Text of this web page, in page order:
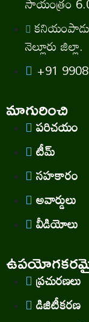
నెల్లూరు జిల్లా.
+91
మాగురించి
పరిచయం
టీమ్
సహకారం
అవార్డులు
వీడియోలు
ప్రచురణలు
డిజిటీకరణ